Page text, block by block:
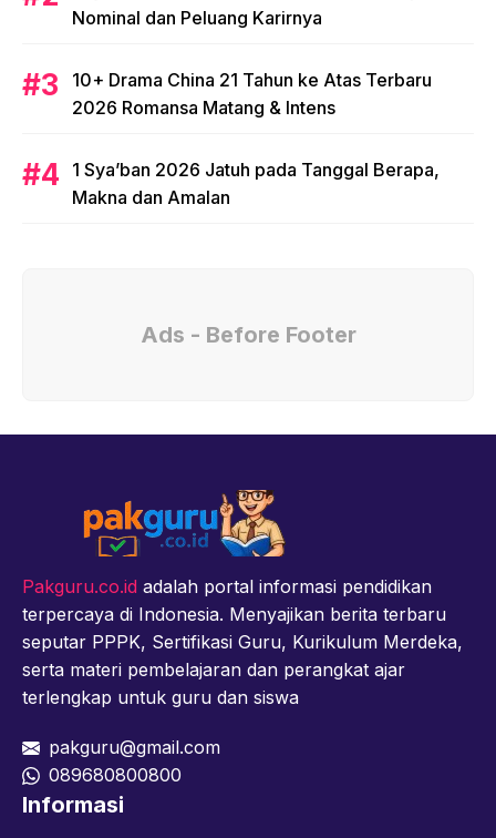
Nominal dan Peluang Karirnya
10+ Drama China 21 Tahun ke Atas Terbaru
2026 Romansa Matang & Intens
1 Sya’ban 2026 Jatuh pada Tanggal Berapa,
Makna dan Amalan
Ads - Before Footer
Pakguru.co.id adalah portal informasi pendidikan
terpercaya di Indonesia. Menyajikan berita terbaru
seputar PPPK, Sertifikasi Guru, Kurikulum Merdeka,
serta materi pembelajaran dan perangkat ajar
terlengkap untuk guru dan siswa
pakguru@gmail.com
089680800800
Informasi